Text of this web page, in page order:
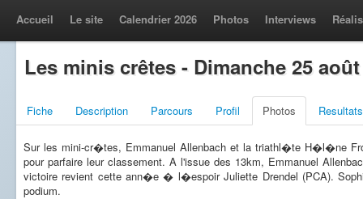
Accueil Le site Calendrier 2026 Photos Interviews
Les minis crêtes - Dimanche 25 août
Fiche Description Parcours Profil Photos Resultats
Sur les mini-cr�tes, Emmanuel Allenbach et la triathl�te H�l�ne
pour parfaire leur classement. A l'issue des 13km, Emmanuel
victoire revient cette ann�e � l�espoir Juliette Drendel (PCA).
podium.